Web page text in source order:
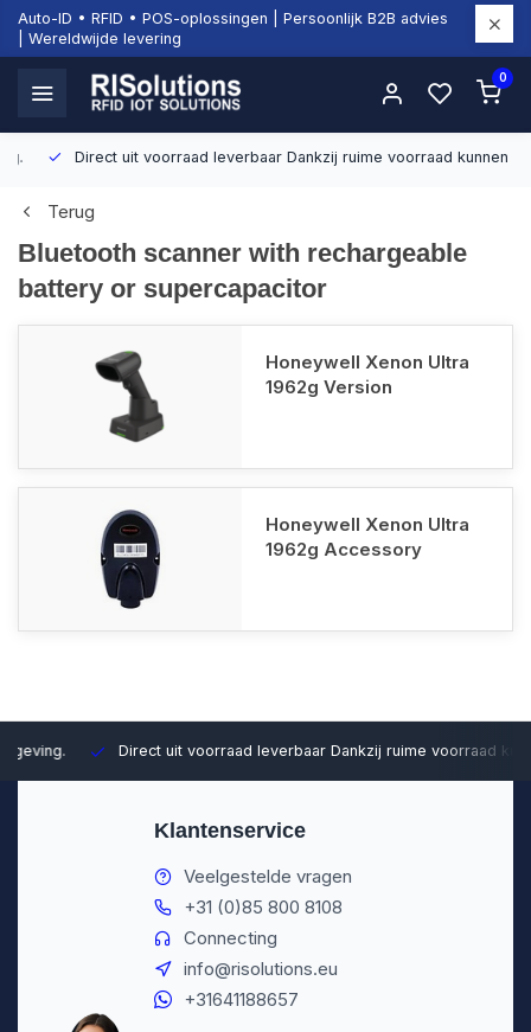
Auto-ID • RFID • POS-oplossingen | Persoonlijk B2B advies
| Wereldwijde levering
0
Direct uit voorraad leverbaarDankzij ruime voorraad kunnen wij
Terug
Bluetooth scanner with rechargeable
battery or supercapacitor
Honeywell Xenon Ultra
1962g Version
Honeywell Xenon Ultra
1962g Accessory
Direct uit voorraad leverbaarDankzij ruime voorraad kunnen wij
Klantenservice
Veelgestelde vragen
+31 (0)85 800 8108
Connecting
info@risolutions.eu
+31641188657